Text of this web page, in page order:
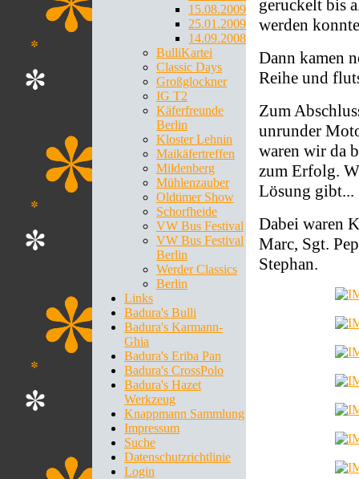
15.08.2009
25.01.2009
14.09.2008
BulliKartei
Classic Days
Großglockner
IG T2
Käferfreunde
Berlin
Kloster Lehnin
Maikäfertreffen
Mildenberg
Mühlenzauber
Oldtimer Show
Schorfheide
VW Bus Festival
VW Bus Festival
Berlin
Werder Classics
Berlin
Links
Badura's Bulli
Badura's Karmann-
Ghia
Badura's Eriba Pan
Badura's CrossPolo
Badura's Hazet
Werkzeug
Knappmann Sammlung
Impressum
Suche
Datenschutzrichtlinie
Login
geruckelt bis
werden
Dann kamen
Reihe und
Zum
unrunder
waren wir da
zum Erfolg.
Lösung gibt...
Dabei waren
Marc, Sgt.
Stephan.